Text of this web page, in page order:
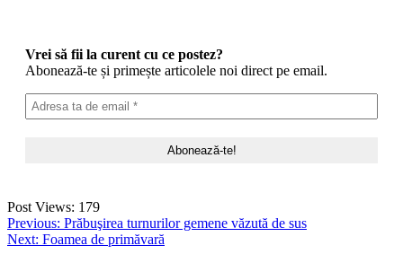
Vrei să fii la curent cu ce postez?
Abonează-te și primește articolele noi direct pe email.
Post Views: 179
Post
navigation
Previous: Prăbuşirea turnurilor gemene văzută de sus
Next: Foamea de primăvară